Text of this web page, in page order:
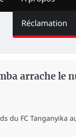
Réclamation
arrache le
du FC Tanganyika